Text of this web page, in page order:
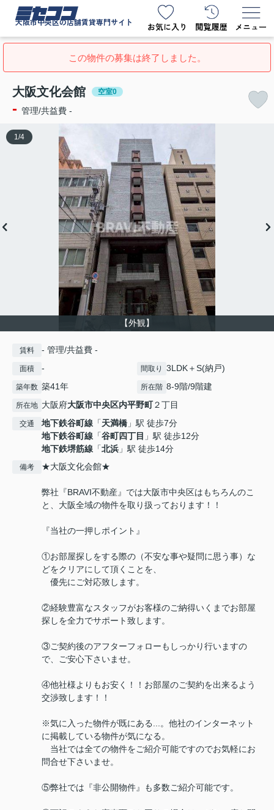
ミセココ
大阪市中央区の店舗賃貸専門サイト
この物件の募集は終了しました。
大阪文化会館 空室0
- 管理/共益費 -
【外観】
1 /4
賃料 - 管理/共益費 -
面積 - 間取り 3LDK＋S(納戸)
築年数 築41年 所在階 8-9階/9階建
所在地 大阪府大阪市中央区内平野町２丁目
交通 地下鉄谷町線 「天満橋 」駅 徒歩7分
地下鉄谷町線 「谷町四丁目 」駅 徒歩12分
地下鉄堺筋線 「北浜 」駅 徒歩14分
備考 ★大阪文化会館★
弊社『BRAVI不動産』では大阪市中央区はもちろんのこ
と、大阪全域の物件を取り扱っております！！
『当社の一押しポイント』
①お部屋探しをする際の（不安な事や疑問に思う事）な
どをクリアにして頂くことを、
優先にご対応致します。
②経験豊富なスタッフがお客様のご納得いくまでお部屋
探しを全力でサポート致します。
③ご契約後のアフターフォローもしっかり行いますの
で、ご安心下さいませ。
④他社様よりもお安く！！お部屋のご契約を出来るよう
交渉致します！！
※気に入った物件が既にある...。他社のインターネット
に掲載している物件が気になる。
当社では全ての物件をご紹介可能ですのでお気軽にお
問合せ下さいませ。
⑤弊社では『非公開物件』も多数ご紹介可能です。